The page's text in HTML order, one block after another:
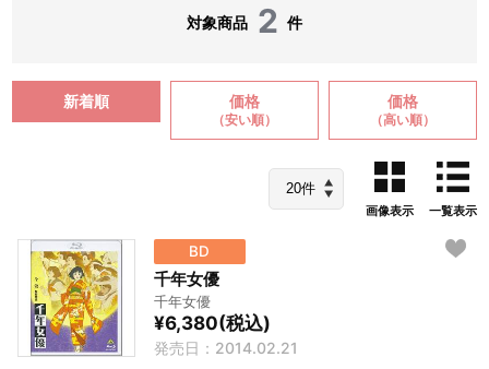
対象商品 2 件
新着順 価格
（安い順）
価格
（高い順）
画像表示 一覧表示
BD
千年女優
千年女優
¥6,380(税込)
発売日：2014.02.21